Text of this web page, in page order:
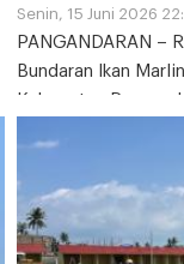
Senin, 15 Juni 2026
PANGANDARAN –
Bundaran Ikan
Kabupaten